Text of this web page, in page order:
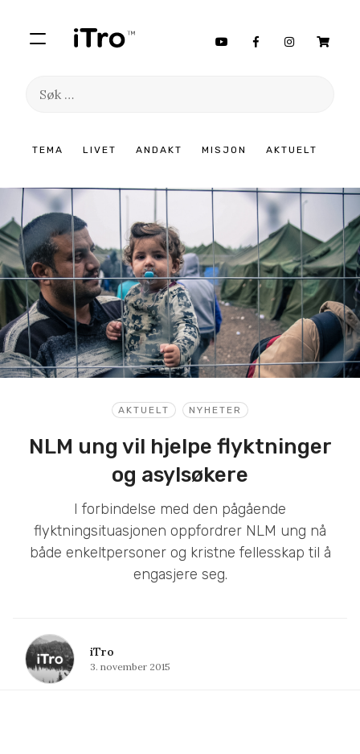
TEMA LIVET ANDAKT MISJON AKTUELT
Søk
innhold
AKTUELT NYHETER
NLM ung vil hjelpe flyktninger
og asylsøkere
I forbindelse med den pågående
flyktningsituasjonen oppfordrer NLM ung nå
både enkeltpersoner og kristne fellesskap til å
engasjere seg.
iTro
3. november 2015